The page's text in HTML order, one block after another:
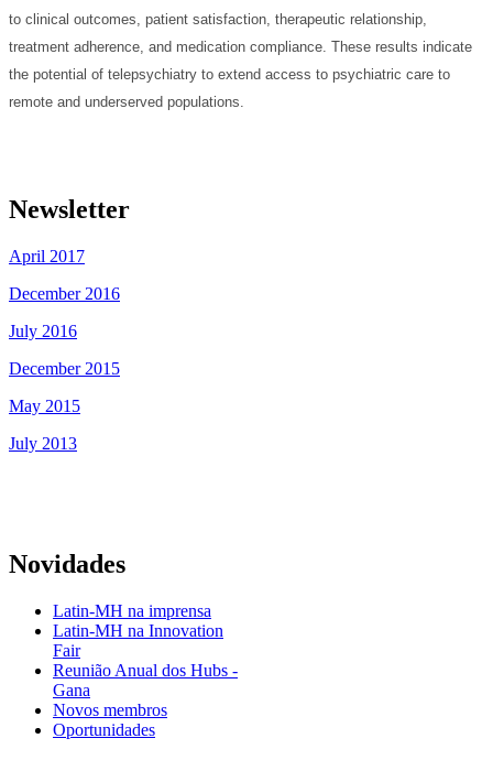
to clinical outcomes, patient satisfaction, therapeutic relationship,
treatment adherence, and medication compliance. These results indicate
the potential of telepsychiatry to extend access to psychiatric care to
remote and underserved populations.
Newsletter
April 2017
December 2016
July 2016
December 2015
May 2015
July 2013
Novidades
Latin-MH na imprensa
Latin-MH na Innovation
Fair
Reunião Anual dos Hubs -
Gana
Novos membros
Oportunidades